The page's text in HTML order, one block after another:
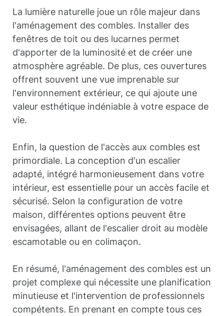
La lumière naturelle joue un rôle majeur dans
l'aménagement des combles. Installer des
fenêtres de toit ou des lucarnes permet
d'apporter de la luminosité et de créer une
atmosphère agréable. De plus, ces ouvertures
offrent souvent une vue imprenable sur
l'environnement extérieur, ce qui ajoute une
valeur esthétique indéniable à votre espace de
vie.
Enfin, la question de l'accès aux combles est
primordiale. La conception d'un escalier
adapté, intégré harmonieusement dans votre
intérieur, est essentielle pour un accès facile et
sécurisé. Selon la configuration de votre
maison, différentes options peuvent être
envisagées, allant de l'escalier droit au modèle
escamotable ou en colimaçon.
En résumé, l'aménagement des combles est un
projet complexe qui nécessite une planification
minutieuse et l'intervention de professionnels
compétents. En prenant en compte tous ces